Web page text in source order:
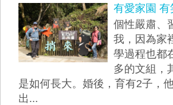
有愛家園 有
個性嚴肅、
我，因為家
學過程也都
多的文組，
是如何長大。婚後，育有2子，
出...